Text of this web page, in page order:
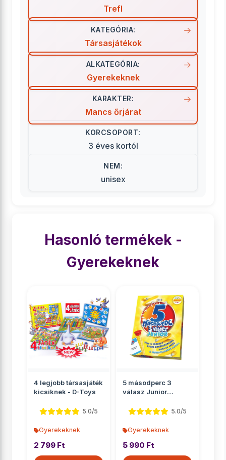
Trefl
KATEGÓRIA:
Társasjátékok
ALKATEGÓRIA:
Gyerekeknek
KARAKTER:
Mancs őrjárat
KORCSOPORT:
3 éves kortól
NEM:
unisex
Hasonló termékek -
Gyerekeknek
4 legjobb társasjáték
kicsiknek - D-Toys
5.0/5
Gyerekeknek
2 799 Ft
5 másodperc 3
válasz Junior
5.0/5
Gyerekeknek
5 990 Ft